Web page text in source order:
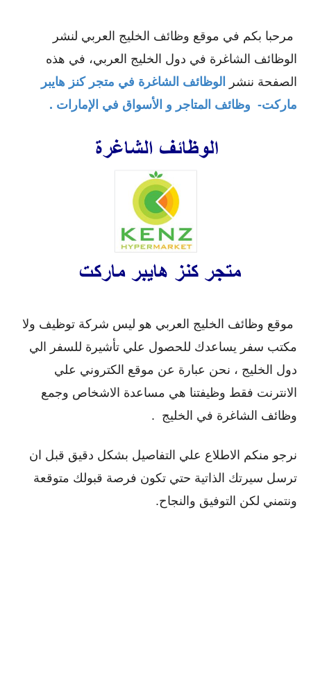
مرحبا بكم في موقع وظائف الخليج العربي لنشر
الوظائف الشاغرة في دول الخليج العربي، في هذه
الصفحة ننشر
الوظائف الشاغرة في متجر كنز هايبر
ماركت- وظائف المتاجر و الأسواق في الإمارات .
موقع وظائف الخليج العربي هو ليس شركة توظيف ولا
مكتب سفر يساعدك للحصول علي تأشيرة للسفر الي
دول الخليج ، نحن عبارة عن موقع الكتروني علي
الانترنت فقط وظيفتنا هي مساعدة الاشخاص وجمع
وظائف الشاغرة في الخليج .
نرجو منكم الاطلاع علي التفاصيل بشكل دقيق قبل ان
ترسل سيرتك الذاتية حتي تكون فرصة قبولك متوقعة
ونتمني لكن التوفيق والنجاح.